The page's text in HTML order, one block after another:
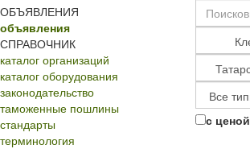
ОБЪЯВЛЕНИЯ
объявления
СПРАВОЧНИК
каталог организаций
каталог оборудования
законодательство
таможенные пошлины
стандарты
терминология
с ценой